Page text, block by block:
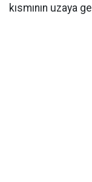
kısmının uzaya